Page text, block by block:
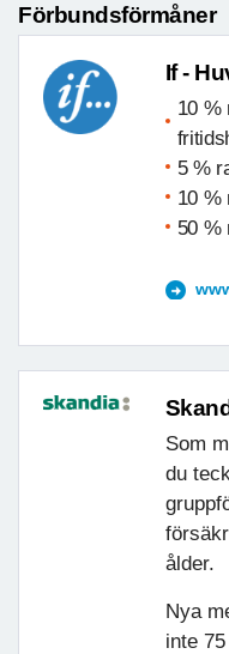
Förbundsförmåner
If -
10 %
5 %
10 %
50 %
Som
du
ålder.
Nya
inte